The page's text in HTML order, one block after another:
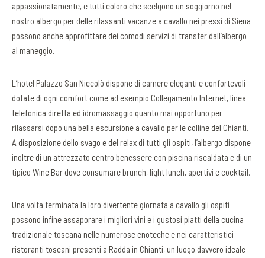
appassionatamente, e tutti coloro che scelgono un soggiorno nel
nostro albergo per delle rilassanti vacanze a cavallo nei pressi di Siena
possono anche approfittare dei comodi servizi di transfer dall’albergo
al maneggio.
L’hotel Palazzo San Niccolò dispone di camere eleganti e confortevoli
dotate di ogni comfort come ad esempio Collegamento Internet, linea
telefonica diretta ed idromassaggio quanto mai opportuno per
rilassarsi dopo una bella escursione a cavallo per le colline del Chianti.
A disposizione dello svago e del relax di tutti gli ospiti, l’albergo dispone
inoltre di un attrezzato centro benessere con piscina riscaldata e di un
tipico Wine Bar dove consumare brunch, light lunch, apertivi e cocktail.
Una volta terminata la loro divertente giornata a cavallo gli ospiti
possono infine assaporare i migliori vini e i gustosi piatti della cucina
tradizionale toscana nelle numerose enoteche e nei caratteristici
ristoranti toscani presenti a Radda in Chianti, un luogo davvero ideale